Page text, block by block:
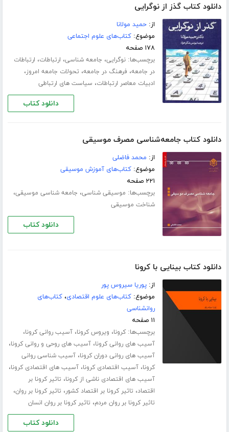
دانلود کتاب گذز از نوگرایی
از:حمید مولانا
موضوع:کتاب‌های علوم اجتماعی
۱۷۸ صفحه
برچسب‌ها:نوگرایی، جامعه شناسی، ارتباطات، ارتباطات
در جامعه، فرهنگ در جامعه، تحولات جامعه امروز،
ادبیات معاصر ارتباطات، سیاست های ارتباطی
دانلود کتاب
دانلود کتاب جامعه‌شناسی مصرف موسیقی
از: محمد فاضلی
موضوع:کتاب‌های آموزش موسیقی
۲۲۱ صفحه
برچسب‌ها: موسیقی شناسی، جامعه شناسی موسیقی،
شناخت موسیقی
دانلود کتاب
دانلود کتاب بینایی با کرونا
از:پوریا سیروس پور
موضوع:کتاب‌های علوم اقتصادی،کتاب‌های
روانشناسی
۱۱ صفحه
برچسب‌ها:کرونا، ویروس کرونا،آسیب روانی کرونا،
آسیب های روانی کرونا،آسیب های روحی و روانی کرونا،
آسیب های روانی دوران کرونا،آسیب شناسی روانی
کرونا،آسیب اقتصادی کرونا،آسیب های اقتصادی کرونا،
آسیب های اقتصادی ناشی از کرونا، تاثیر کرونا بر
اقتصاد، تاثیر کرونا بر اقتصاد کشور، تاثیر کرونا بر روان،
تاثیر کرونا بر روان مردم، تاثیر کرونا بر روان انسان
دانلود کتاب